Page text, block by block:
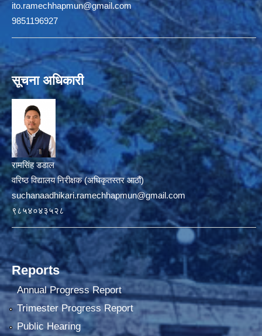
ito.ramechhapmun@gmail.com
9851196927
सूचना अधिकारी
रामसिंह डडाल
वरिष्ठ विद्यालय निरीक्षक (अधिकृतस्तर आठौं)
suchanaadhikari.ramechhapmun@gmail.com
९८५४०४३५२८
Reports
Annual Progress Report
Trimester Progress Report
Public Hearing